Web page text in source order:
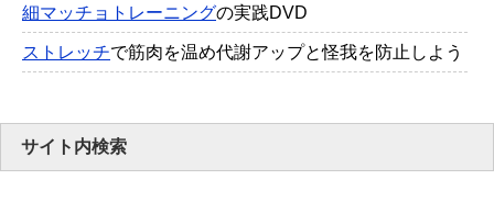
細マッチョトレーニングの実践DVD
ストレッチで筋肉を温め代謝アップと怪我を防止しよう
サイト内検索